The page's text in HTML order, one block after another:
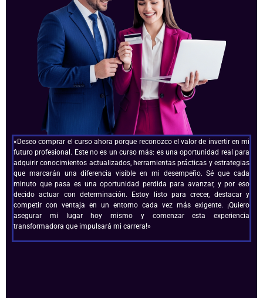
«Deseo comprar el curso ahora porque reconozco el valor de invertir en mi
futuro profesional. Este no es un curso más: es una oportunidad real para
adquirir conocimientos actualizados, herramientas prácticas y estrategias
que marcarán una diferencia visible en mi desempeño. Sé que cada
minuto que pasa es una oportunidad perdida para avanzar, y por eso
decido actuar con determinación. Estoy listo para crecer, destacar y
competir con ventaja en un entorno cada vez más exigente. ¡Quiero
asegurar mi lugar hoy mismo y comenzar esta experiencia
transformadora que impulsará mi carrera!»